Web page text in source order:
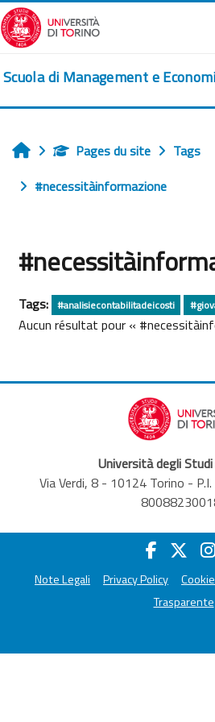
Passer au contenu principal
Scuola di Management e
AccueilPages du site
Tags
#necessitàinformazione
Tags: #analisiecontabilitadeicosti
Aucun résultat pour «
Università degli
Via Verdi, 8 - 10124 Torino -
Note Legali Privacy Policy
Trasparente